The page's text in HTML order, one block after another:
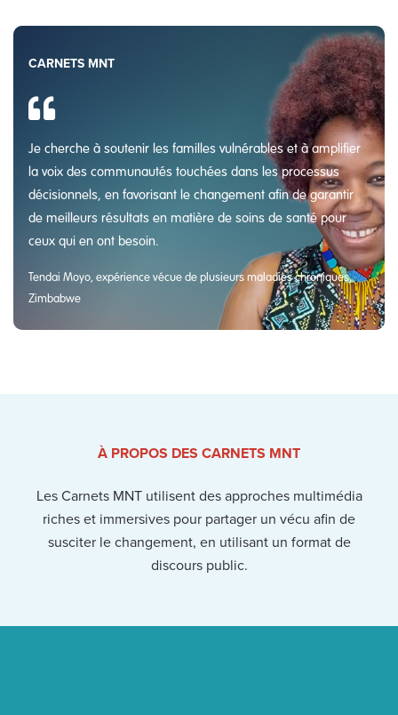
CARNETS MNT
Je cherche à soutenir les familles vulnérables et à amplifier
la voix des communautés touchées dans les processus
décisionnels, en favorisant le changement afin de garantir
de meilleurs résultats en matière de soins de santé pour
ceux qui en ont besoin.
Tendai Moyo, expérience vécue de plusieurs maladies chroniques,
Zimbabwe
À PROPOS DES CARNETS MNT
Les Carnets MNT utilisent des approches multimédia
riches et immersives pour partager un vécu afin de
susciter le changement, en utilisant un format de
discours public.